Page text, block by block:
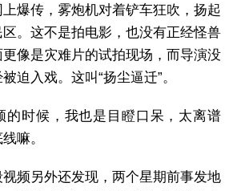
爆传，雾炮机对着铲车狂吹，扬起
。这不是拍电影，也没有正经怪兽
像是灾难片的试拍现场，而导演没
迫入戏。这叫“扬尘逼迁”。
的时候，我也是目瞪口呆，太离谱
嘛。
频另外还发现，两个星期前事发地